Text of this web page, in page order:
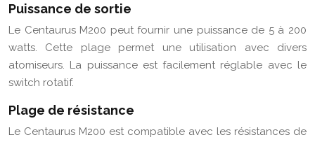
Puissance de sortie
Le Centaurus M200 peut fournir une puissance de 5 à 200
watts. Cette plage permet une utilisation avec divers
atomiseurs. La puissance est facilement réglable avec le
switch rotatif.
Plage de résistance
Le Centaurus M200 est compatible avec les résistances de